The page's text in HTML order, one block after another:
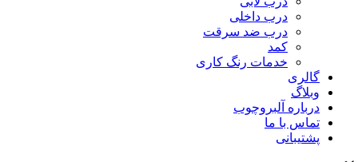
درب داخلی
درب ضد سرقت
کمد
خدمات رنگ کاری
گالری
وبلاگ
درباره آلبروچوب
تماس با ما
پشتیبانی